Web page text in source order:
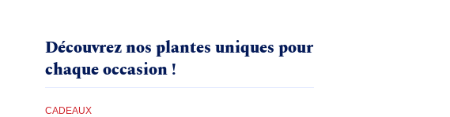
Découvrez nos plantes uniques pour
chaque occasion !
CADEAUX